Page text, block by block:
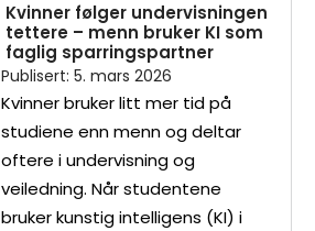
Kvinner følger undervisningen
tettere – menn bruker KI som
faglig sparringspartner
Publisert: 5. mars 2026
Kvinner bruker litt mer tid på
studiene enn menn og deltar
oftere i undervisning og
veiledning. Når studentene
bruker kunstig intelligens (KI) i